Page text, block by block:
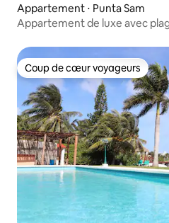
Appartement ⋅ Punta Sam
Appartement de luxe avec
Coup de cœur voyageurs
Coup de cœur voyageurs